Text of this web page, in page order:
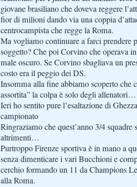
giovane brasiliano che doveva reggere
fior di milioni dando via una coppia
centrocampista che regge la Roma.
Ma vogliamo continuare a farci prendere
soggetto? Che poi Corvino che operava
male oscuro. Se Corvino sbagliava un
costo era il peggio dei DS.
Insomma alla fine abbiamo scoperto che
assortita” la colpa è solo degli allenatori…
Ieri ho sentito pure l’esaltazione di
campionato
Ringraziamo che quest’anno 3/4
altrimenti…
Purtroppo Firenze sportiva è in mano a
senza dimenticare i vari Bucchioni e
cerchio formando un 11 da Champions
alla Roma.